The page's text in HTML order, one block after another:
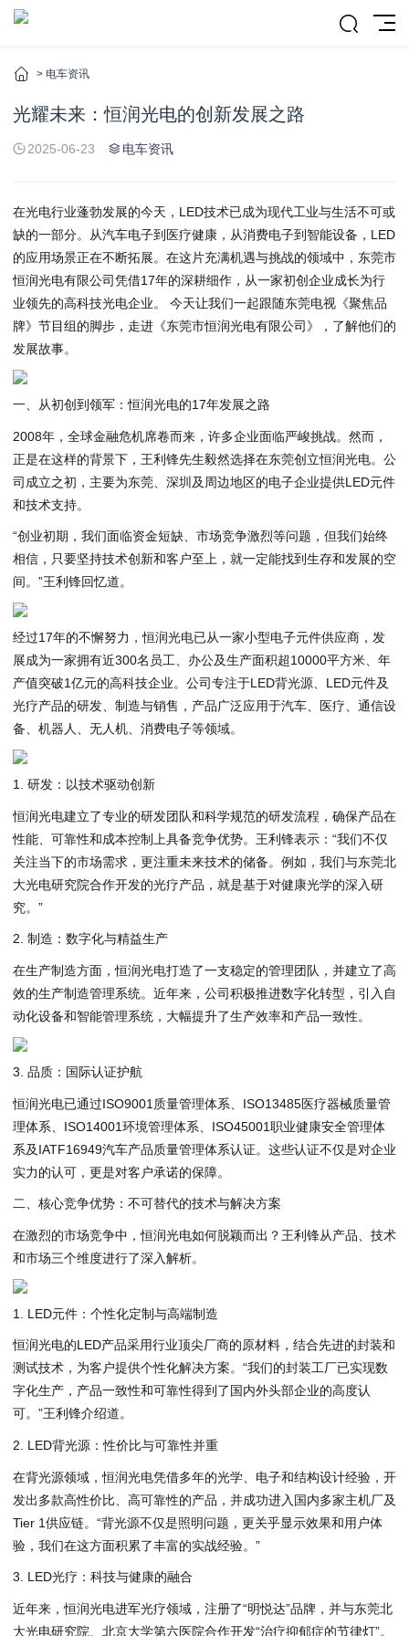
> 电车资讯
光耀未来：恒润光电的创新发展之路
2025-06-23 电车资讯
在光电行业蓬勃发展的今天，LED技术已成为现代工业与生活不可或
缺的一部分。从汽车电子到医疗健康，从消费电子到智能设备，LED
的应用场景正在不断拓展。在这片充满机遇与挑战的领域中，东莞市
恒润光电有限公司凭借17年的深耕细作，从一家初创企业成长为行
业领先的高科技光电企业。 今天让我们一起跟随东莞电视《聚焦品
牌》节目组的脚步，走进《东莞市恒润光电有限公司》，了解他们的
发展故事。
一、从初创到领军：恒润光电的17年发展之路
2008年，全球金融危机席卷而来，许多企业面临严峻挑战。然而，
正是在这样的背景下，王利锋先生毅然选择在东莞创立恒润光电。公
司成立之初，主要为东莞、深圳及周边地区的电子企业提供LED元件
和技术支持。
“创业初期，我们面临资金短缺、市场竞争激烈等问题，但我们始终
相信，只要坚持技术创新和客户至上，就一定能找到生存和发展的空
间。”王利锋回忆道。
经过17年的不懈努力，恒润光电已从一家小型电子元件供应商，发
展成为一家拥有近300名员工、办公及生产面积超10000平方米、年
产值突破1亿元的高科技企业。公司专注于LED背光源、LED元件及
光疗产品的研发、制造与销售，产品广泛应用于汽车、医疗、通信设
备、机器人、无人机、消费电子等领域。
1. 研发：以技术驱动创新
恒润光电建立了专业的研发团队和科学规范的研发流程，确保产品在
性能、可靠性和成本控制上具备竞争优势。王利锋表示：“我们不仅
关注当下的市场需求，更注重未来技术的储备。例如，我们与东莞北
大光电研究院合作开发的光疗产品，就是基于对健康光学的深入研
究。”
2. 制造：数字化与精益生产
在生产制造方面，恒润光电打造了一支稳定的管理团队，并建立了高
效的生产制造管理系统。近年来，公司积极推进数字化转型，引入自
动化设备和智能管理系统，大幅提升了生产效率和产品一致性。
3. 品质：国际认证护航
恒润光电已通过ISO9001质量管理体系、ISO13485医疗器械质量管
理体系、ISO14001环境管理体系、ISO45001职业健康安全管理体
系及IATF16949汽车产品质量管理体系认证。这些认证不仅是对企业
实力的认可，更是对客户承诺的保障。
二、核心竞争优势：不可替代的技术与解决方案
在激烈的市场竞争中，恒润光电如何脱颖而出？王利锋从产品、技术
和市场三个维度进行了深入解析。
1. LED元件：个性化定制与高端制造
恒润光电的LED产品采用行业顶尖厂商的原材料，结合先进的封装和
测试技术，为客户提供个性化解决方案。“我们的封装工厂已实现数
字化生产，产品一致性和可靠性得到了国内外头部企业的高度认
可。”王利锋介绍道。
2. LED背光源：性价比与可靠性并重
在背光源领域，恒润光电凭借多年的光学、电子和结构设计经验，开
发出多款高性价比、高可靠性的产品，并成功进入国内多家主机厂及
Tier 1供应链。“背光源不仅是照明问题，更关乎显示效果和用户体
验，我们在这方面积累了丰富的实战经验。”
3. LED光疗：科技与健康的融合
近年来，恒润光电进军光疗领域，注册了“明悦达”品牌，并与东莞北
大光电研究院、北京大学第六医院合作开发“治疗抑郁症的节律灯”。